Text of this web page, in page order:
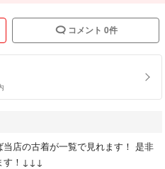
コメント 0件
店の古着が一覧で見れます！ 是非
す！↓↓↓